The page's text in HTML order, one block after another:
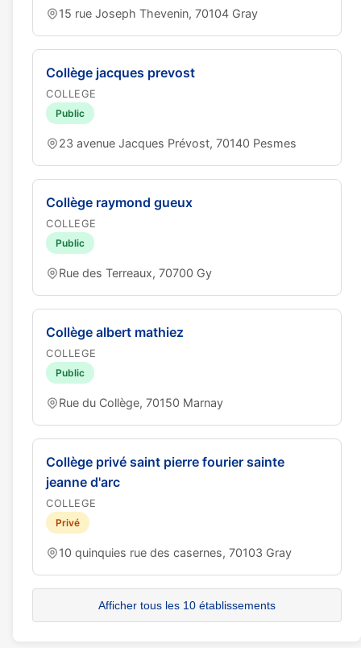
15 rue Joseph Thevenin, 70104 Gray
Collège jacques prevost
COLLEGE
Public
23 avenue Jacques Prévost, 70140 Pesmes
Collège raymond gueux
COLLEGE
Public
Rue des Terreaux, 70700 Gy
Collège albert mathiez
COLLEGE
Public
Rue du Collège, 70150 Marnay
Collège privé saint pierre fourier sainte
jeanne d'arc
COLLEGE
Privé
10 quinquies rue des casernes, 70103 Gray
Afficher tous les 10 établissements